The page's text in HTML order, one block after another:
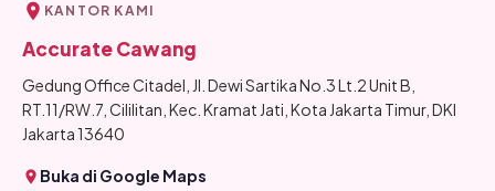
KANTOR KAMI
Accurate Cawang
Gedung Office Citadel, Jl. Dewi Sartika No.3 Lt.2 Unit B,
RT.11/RW.7, Cililitan, Kec. Kramat Jati, Kota Jakarta Timur, DKI
Jakarta 13640
Buka di Google Maps